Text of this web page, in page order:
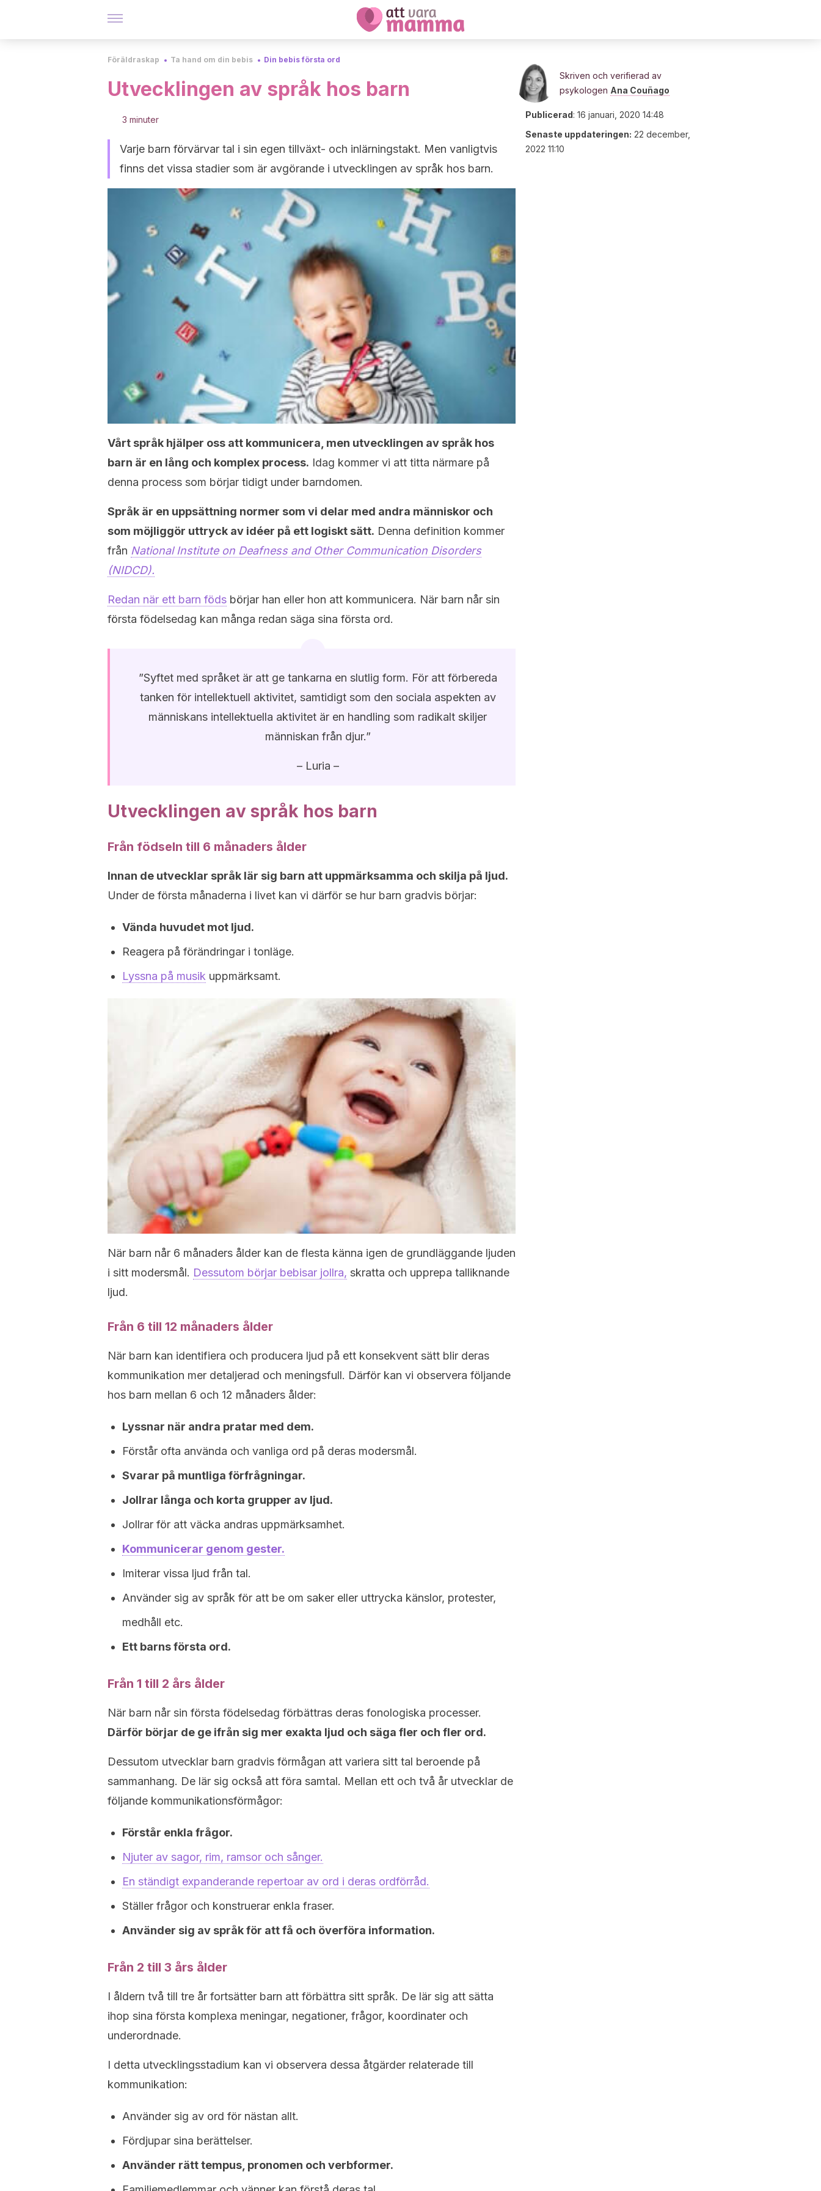
Föräldraskap Ta hand om din bebis Din bebis första ord
Utvecklingen av språk hos barn
3 minuter
Varje barn förvärvar tal i sin egen tillväxt- och inlärningstakt. Men vanligtvis
finns det vissa stadier som är avgörande i utvecklingen av språk hos barn.
Vårt språk hjälper oss att kommunicera, men utvecklingen av språk hos
barn är en lång och komplex process. Idag kommer vi att titta närmare på
denna process som börjar tidigt under barndomen.
Språk är en uppsättning normer som vi delar med andra människor och
som möjliggör uttryck av idéer på ett logiskt sätt. Denna definition kommer
från National Institute on Deafness and Other Communication Disorders
(NIDCD).
Redan när ett barn föds börjar han eller hon att kommunicera. När barn når sin
första födelsedag kan många redan säga sina första ord.
”Syftet med språket är att ge tankarna en slutlig form. För att förbereda
tanken för intellektuell aktivitet, samtidigt som den sociala aspekten av
människans intellektuella aktivitet är en handling som radikalt skiljer
människan från djur.”
– Luria –
Utvecklingen av språk hos barn
Från födseln till 6 månaders ålder
Innan de utvecklar språk lär sig barn att uppmärksamma och skilja på ljud.
Under de första månaderna i livet kan vi därför se hur barn gradvis börjar:
Vända huvudet mot ljud.
Reagera på förändringar i tonläge.
Lyssna på musik uppmärksamt.
När barn når 6 månaders ålder kan de flesta känna igen de grundläggande ljuden
i sitt modersmål. Dessutom börjar bebisar jollra, skratta och upprepa talliknande
ljud.
Från 6 till 12 månaders ålder
När barn kan identifiera och producera ljud på ett konsekvent sätt blir deras
kommunikation mer detaljerad och meningsfull. Därför kan vi observera följande
hos barn mellan 6 och 12 månaders ålder:
Lyssnar när andra pratar med dem.
Förstår ofta använda och vanliga ord på deras modersmål.
Svarar på muntliga förfrågningar.
Jollrar långa och korta grupper av ljud.
Jollrar för att väcka andras uppmärksamhet.
Kommunicerar genom gester.
Imiterar vissa ljud från tal.
Använder sig av språk för att be om saker eller uttrycka känslor, protester,
medhåll etc.
Ett barns första ord.
Från 1 till 2 års ålder
När barn når sin första födelsedag förbättras deras fonologiska processer.
Därför börjar de ge ifrån sig mer exakta ljud och säga fler och fler ord.
Dessutom utvecklar barn gradvis förmågan att variera sitt tal beroende på
sammanhang. De lär sig också att föra samtal. Mellan ett och två år utvecklar de
följande kommunikationsförmågor:
Förstår enkla frågor.
Njuter av sagor, rim, ramsor och sånger.
En ständigt expanderande repertoar av ord i deras ordförråd.
Ställer frågor och konstruerar enkla fraser.
Använder sig av språk för att få och överföra information.
Från 2 till 3 års ålder
I åldern två till tre år fortsätter barn att förbättra sitt språk. De lär sig att sätta
ihop sina första komplexa meningar, negationer, frågor, koordinater och
underordnade.
I detta utvecklingsstadium kan vi observera dessa åtgärder relaterade till
kommunikation:
Använder sig av ord för nästan allt.
Fördjupar sina berättelser.
Använder rätt tempus, pronomen och verbformer.
Skriven och verifierad av
psykologen Ana Couñago
Publicerad: 16 januari, 2020 14:48
Senaste uppdateringen: 22 december,
2022 11:10